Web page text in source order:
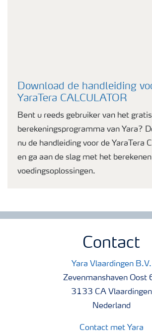
Download de handleiding
YaraTera CALCULATOR
Bent u reeds gebruiker van het gratis
berekeningsprogramma van Yara?
nu de handleiding voor de YaraTera
en ga aan de slag met het
voedingsoplossingen.
Contact
Yara Vlaardingen B.V.
Zevenmanshaven Oost
3133 CA Vlaardingen
Nederland
Contact met Yara